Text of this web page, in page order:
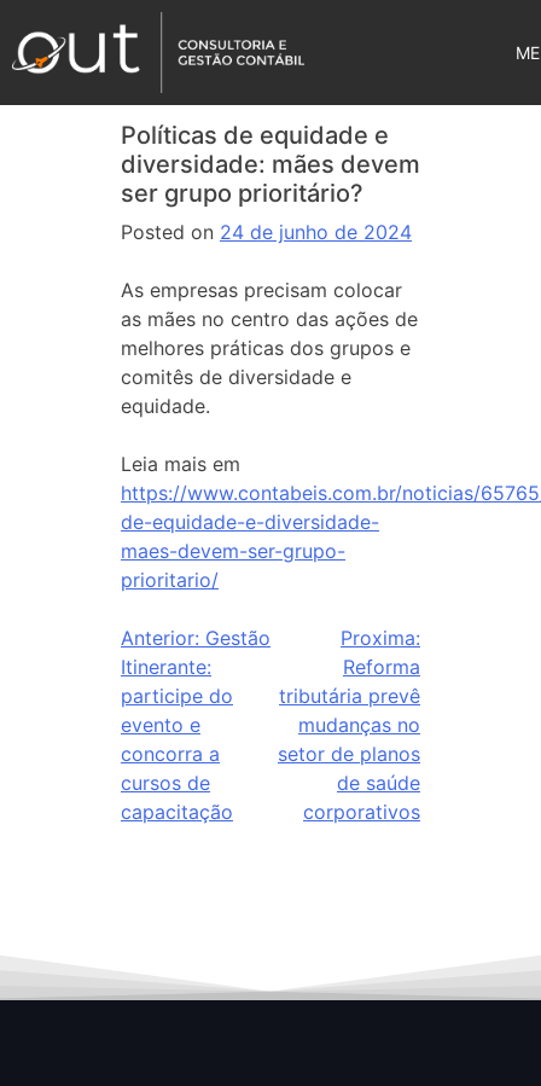
Políticas de equidade e
diversidade: mães devem
ser grupo prioritário?
Posted on 24 de junho de 2024
As empresas precisam colocar
as mães no centro das ações de
melhores práticas dos grupos e
comitês de diversidade e
equidade.
Leia mais em
https://www.contabeis.com.br/noticias/
de-equidade-e-diversidade-
maes-devem-ser-grupo-
prioritario/
Anterior: Gestão
Itinerante:
participe do
evento e
concorra a
cursos de
capacitação
Proxima:
Reforma
tributária prevê
mudanças no
setor de planos
de saúde
corporativos